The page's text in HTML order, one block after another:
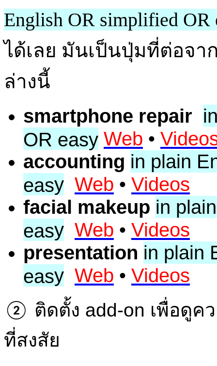
English OR simplified OR
ได้เลย มันเป็นปุ่มที่ต่อจา
ล่างนี้
smartphone repair
OR easy Web •
accounting in plain
easy Web • Videos
facial makeup in
easy Web • Videos
presentation in plain
easy Web • Videos
② ติดตั้ง add-on เพื่อดู
ที่สงสัย